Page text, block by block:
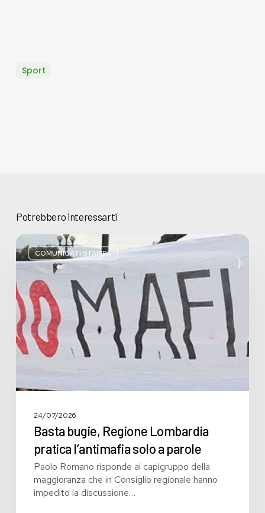
Sport
Potrebbero interessarti
COMUNICATI STAMPA
Basta
bugie,
Regione
Lombardia
pratica
l’antimafia
solo
a
parole
24/07/2026
Basta bugie, Regione Lombardia
pratica l’antimafia solo a parole
Paolo Romano risponde ai capigruppo della
maggioranza che in Consiglio regionale hanno
impedito la discussione…